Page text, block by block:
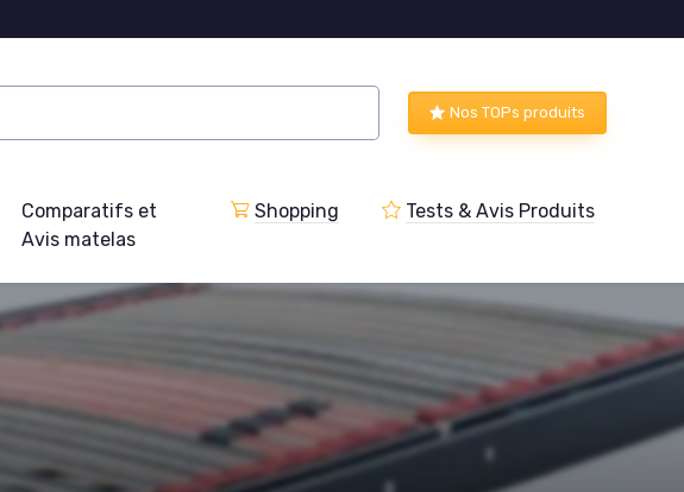
Nos TOPs produits
Comparatifs et
Avis matelas
Shopping Tests & Avis Produits